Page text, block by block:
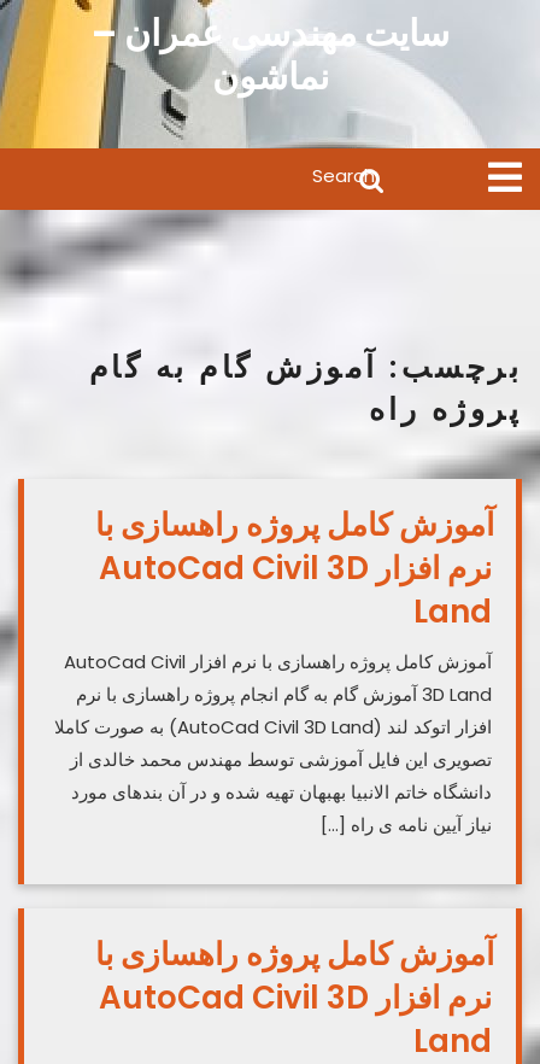
سایت مهندسی عمران –
نماشون
Open
Menu
for:
برچسب: آموزش گام به گام
پروژه راه
آموزش کامل پروژه راهسازی با
نرم افزار AutoCad Civil 3D
Land
آموزش کامل پروژه راهسازی با نرم افزار AutoCad Civil
3D Land آموزش گام به گام انجام پروژه راهسازی با نرم
افزار اتوکد لند (AutoCad Civil 3D Land) به صورت کاملا
تصویری این فایل آموزشی توسط مهندس محمد خالدی از
دانشگاه خاتم الانبیا بهبهان تهیه شده و در آن بندهای مورد
نیاز آیین نامه ی راه […]
آموزش کامل پروژه راهسازی با
نرم افزار AutoCad Civil 3D
Land